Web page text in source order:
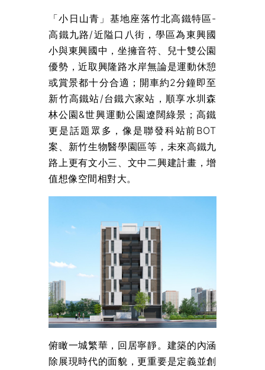
「小日山青」基地座落竹北高鐵特區-
高鐵九路/近隘口八街，學區為東興國
小與東興國中，坐擁音符、兒十雙公園
優勢，近取興隆路水岸無論是運動休憩
或賞景都十分合適；開車約2分鐘即至
新竹高鐵站/台鐵六家站，順享水圳森
林公園&世興運動公園遼闊綠景；高鐵
更是話題眾多，像是聯發科站前BOT
案、新竹生物醫學園區等，未來高鐵九
路上更有文小三、文中二興建計畫，增
值想像空間相對大。
俯瞰一城繁華，回居寧靜。建築的內涵
除展現時代的面貌，更重要是定義並創